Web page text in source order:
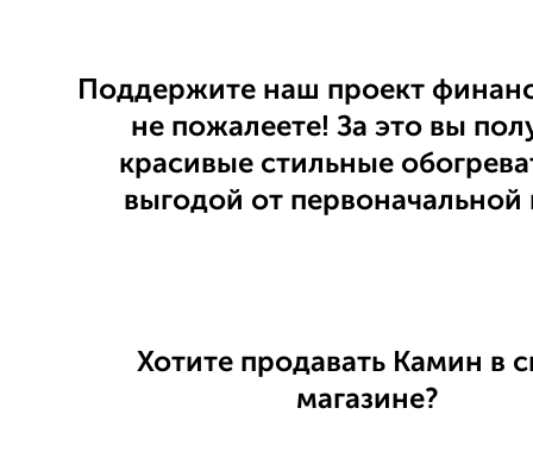
Поддержите наш проект
не пожалеете! За это вы
красивые стильные
выгодой от
Хотите продавать Камин в
магазине?